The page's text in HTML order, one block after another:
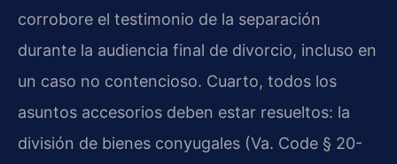
corrobore el testimonio de la separación
durante la audiencia final de divorcio, incluso en
un caso no contencioso. Cuarto, todos los
asuntos accesorios deben estar resueltos: la
división de bienes conyugales (Va. Code § 20-